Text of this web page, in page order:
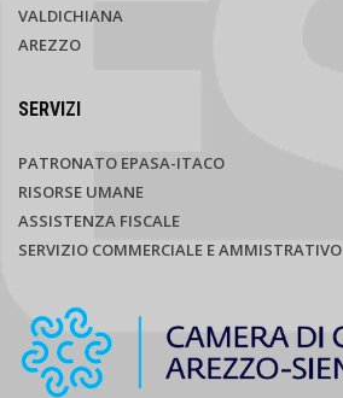
VALDICHIANA
AREZZO
SERVIZI
PATRONATO EPASA-ITACO
RISORSE UMANE
ASSISTENZA FISCALE
SERVIZIO COMMERCIALE E AMMISTRATIVO